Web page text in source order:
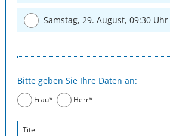
Samstag, 29. August, 09:30 Uhr
Bitte geben Sie Ihre Daten an:
Frau* Herr*
Titel